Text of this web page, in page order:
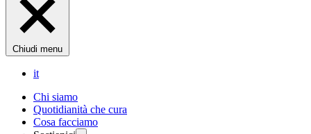
Chiudi menu
it
Chi siamo
Quotidianità che cura
Cosa facciamo